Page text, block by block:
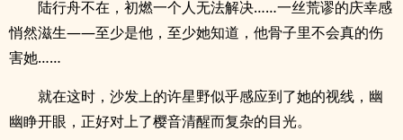
陆行舟不在，初燃一个人无法解决……一丝荒谬的庆幸感
悄然滋生——至少是他，至少她知道，他骨子里不会真的伤
害她……
就在这时，沙发上的许星野似乎感应到了她的视线，幽
幽睁开眼，正好对上了樱音清醒而复杂的目光。